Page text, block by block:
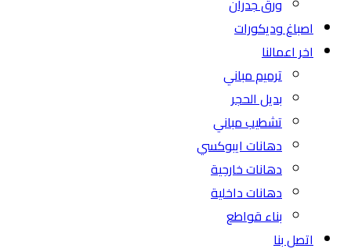
ورق جدران
اصباغ وديكورات
اخر اعمالنا
ترميم مباني
بديل الحجر
تشطيب مباني
دهانات ايبوكسي
دهانات خارجية
دهانات داخلية
بناء قواطع
اتصل بنا